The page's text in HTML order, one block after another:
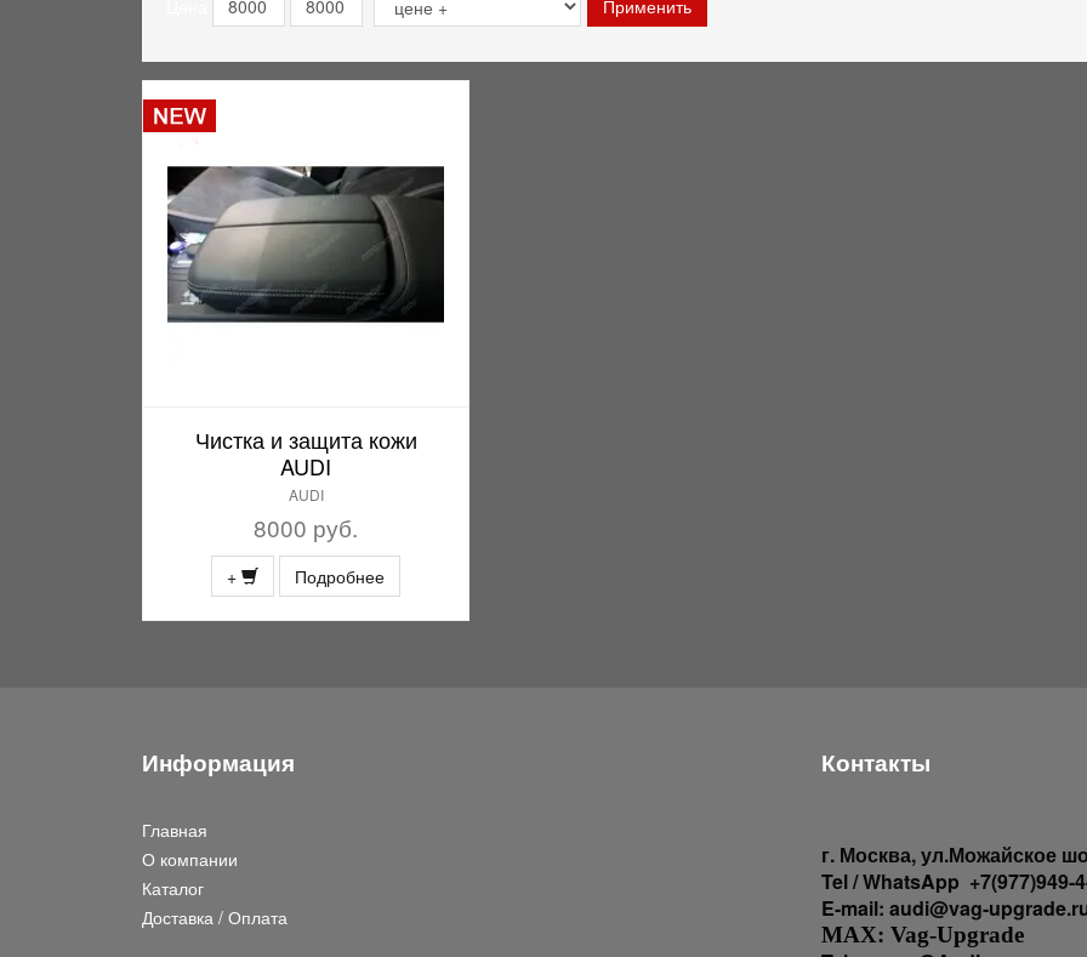
Чистка и защита кожи
AUDI
AUDI
8000 руб.
+ Подробнее
Информация
Главная
О компании
Каталог
Доставка / Оплата
Контакты
г. Москва, ул.Можайское
Tel / WhatsApp +7(977)949-
E-mail: audi@vag-
MAX: Vag-Upgrade